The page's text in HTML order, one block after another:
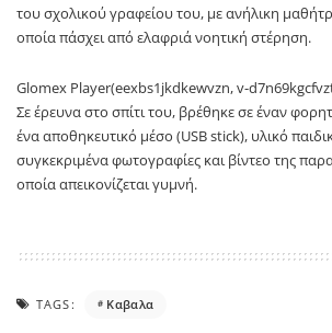
του σχολικού γραφείου του, με ανήλικη
οποία πάσχει από ελαφριά νοητική στέρηση.
Glomex Player(eexbs1jkdkewvzn, v-
Σε έρευνα στο σπίτι του, βρέθηκε σε έναν
ένα αποθηκευτικό μέσο (USB stick), υλικό
συγκεκριμένα φωτογραφίες και βίντεο της
οποία απεικονίζεται γυμνή.
TAGS: Καβαλα